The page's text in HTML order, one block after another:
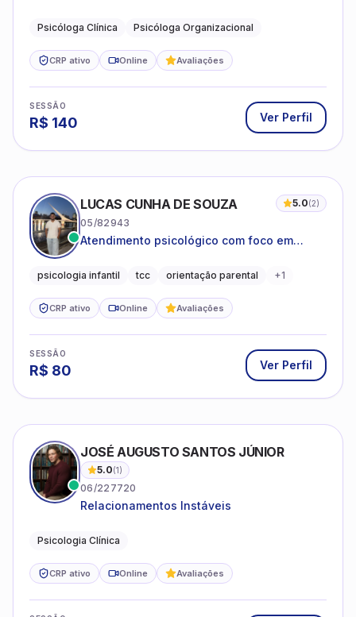
Psicóloga Clínica Psicóloga Organizacional
CRP ativo Online Avaliações
SESSÃO
R$ 140 Ver Perfil
LUCAS CUNHA DE SOUZA 5.0(2)
05/82943
Atendimento psicológico com foco em
promovendo equilíbrio emocional e
psicologia infantil tcc orientação parental +1
CRP ativo Online Avaliações
SESSÃO
R$ 80 Ver Perfil
JOSÉ AUGUSTO SANTOS JÚNIOR
5.0(1)
06/227720
Relacionamentos Instáveis
Psicologia Clínica
CRP ativo Online Avaliações